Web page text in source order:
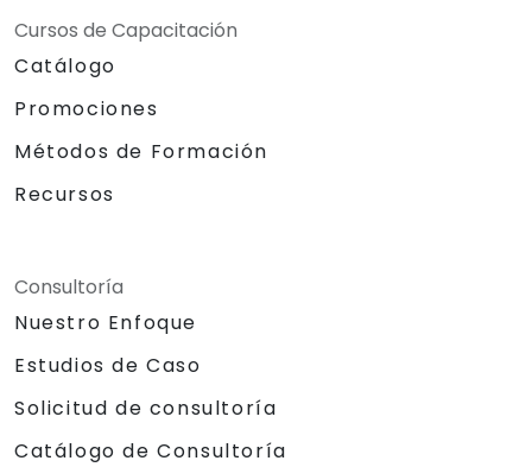
Cursos de Capacitación
Catálogo
Promociones
Métodos de Formación
Recursos
Consultoría
Nuestro Enfoque
Estudios de Caso
Solicitud de consultoría
Catálogo de Consultoría